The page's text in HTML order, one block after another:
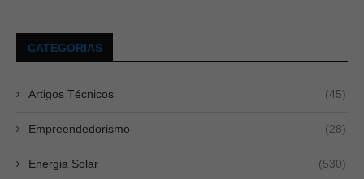
CATEGORIAS
Artigos Técnicos (45)
Empreendedorismo (28)
Energia Solar (530)